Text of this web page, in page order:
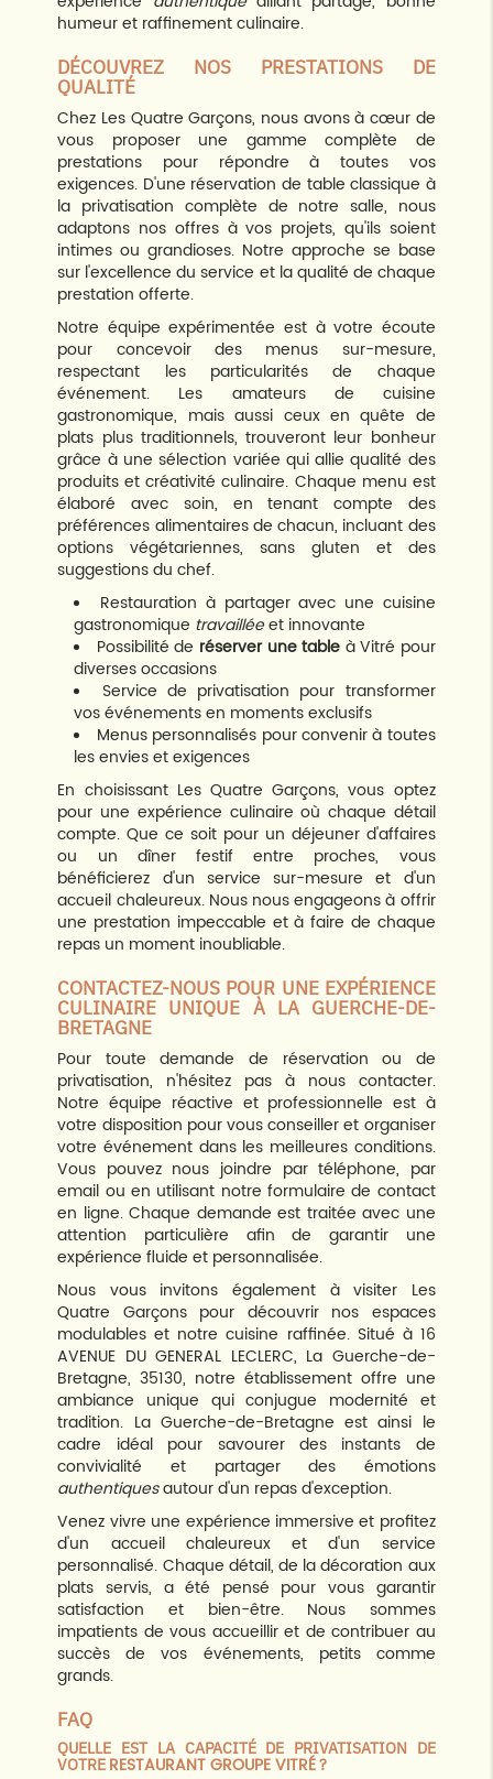
humeur et raffinement culinaire.
DÉCOUVREZ NOS PRESTATIONS DE
QUALITÉ
Chez Les Quatre Garçons, nous avons à cœur de
vous proposer une gamme complète de
prestations pour répondre à toutes vos
exigences. D'une réservation de table classique à
la privatisation complète de notre salle, nous
adaptons nos offres à vos projets, qu'ils soient
intimes ou grandioses. Notre approche se base
sur l'excellence du service et la qualité de chaque
prestation offerte.
Notre équipe expérimentée est à votre écoute
pour concevoir des menus sur-mesure,
respectant les particularités de chaque
événement. Les amateurs de cuisine
gastronomique, mais aussi ceux en quête de
plats plus traditionnels, trouveront leur bonheur
grâce à une sélection variée qui allie qualité des
produits et créativité culinaire. Chaque menu est
élaboré avec soin, en tenant compte des
préférences alimentaires de chacun, incluant des
options végétariennes, sans gluten et des
suggestions du chef.
Restauration à partager avec une cuisine
gastronomique travailléeet innovante
Possibilité de réserver une table à Vitré pour
diverses occasions
Service de privatisation pour transformer
vos événements en moments exclusifs
Menus personnalisés pour convenir à toutes
les envies et exigences
En choisissant Les Quatre Garçons, vous optez
pour une expérience culinaire où chaque détail
compte. Que ce soit pour un déjeuner d'affaires
ou un dîner festif entre proches, vous
bénéficierez d'un service sur-mesure et d'un
accueil chaleureux. Nous nous engageons à offrir
une prestation impeccable et à faire de chaque
repas un moment inoubliable.
CONTACTEZ-NOUS POUR UNE EXPÉRIENCE
CULINAIRE UNIQUE À LA GUERCHE-DE-
BRETAGNE
Pour toute demande de réservation ou de
privatisation, n'hésitez pas à nous contacter.
Notre équipe réactive et professionnelle est à
votre disposition pour vous conseiller et organiser
votre événement dans les meilleures conditions.
Vous pouvez nous joindre par téléphone, par
email ou en utilisant notre formulaire de contact
en ligne. Chaque demande est traitée avec une
attention particulière afin de garantir une
expérience fluide et personnalisée.
Nous vous invitons également à visiter Les
Quatre Garçons pour découvrir nos espaces
modulables et notre cuisine raffinée. Situé à 16
AVENUE DU GENERAL LECLERC, La Guerche-de-
Bretagne, 35130, notre établissement offre une
ambiance unique qui conjugue modernité et
tradition. La Guerche-de-Bretagne est ainsi le
cadre idéal pour savourer des instants de
convivialité et partager des émotions
authentiquesautour d'un repas d'exception.
Venez vivre une expérience immersive et profitez
d'un accueil chaleureux et d'un service
personnalisé. Chaque détail, de la décoration aux
plats servis, a été pensé pour vous garantir
satisfaction et bien-être. Nous sommes
impatients de vous accueillir et de contribuer au
succès de vos événements, petits comme
grands.
FAQ
QUELLE EST LA CAPACITÉ DE PRIVATISATION DE
VOTRE RESTAURANT GROUPE VITRÉ?